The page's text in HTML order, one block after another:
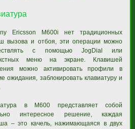
Ericsson M600i нет традиционных
вызова и отбоя, эти операции можно
с помощью JogDial или
меню на экране. Клавишей
можно активировать профили в
ожидания, заблокировать клавиатуру и
в M600 представляет собой
интересное решение, каждая
– это качель, нажимающаяся в двух